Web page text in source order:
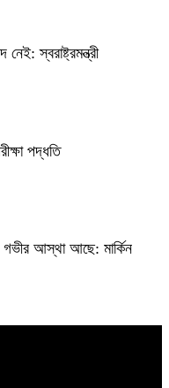
স্বরাষ্ট্রমন্ত্রী
পদ্ধতি
গভীর আস্থা আছে: মার্কিন